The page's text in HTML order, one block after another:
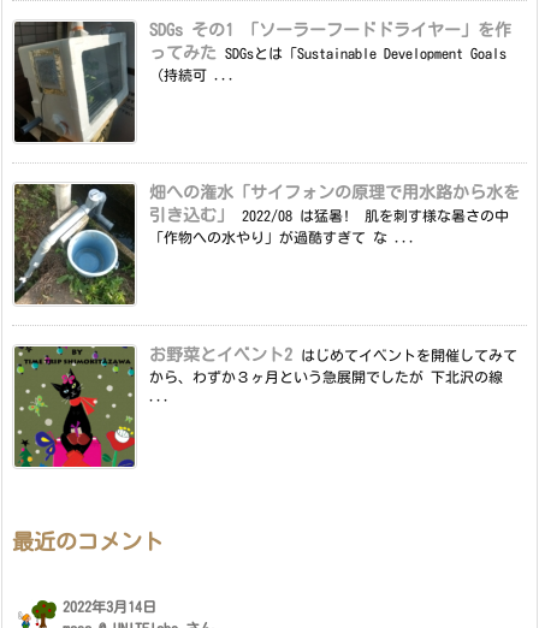
SDGs その1 「ソーラーフードドライヤー」を作
ってみた
SDGsとは「Sustainable Development Goals
（持続可 ...
畑への潅水「サイフォンの原理で用水路から水を
引き込む」
2022/08 は猛暑! 肌を刺す様な暑さの中
「作物への水やり」が過酷すぎて な ...
お野菜とイベント2
はじめてイベントを開催してみて
から、わずか３ヶ月という急展開でしたが 下北沢の線
最近のコメント
2022年3月14日